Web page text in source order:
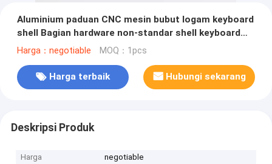
Aluminium paduan CNC mesin bubut logam keyboard
shell Bagian hardware non-standar shell keyboard
mekanik 3-sumbu mesin cnc
Harga：negotiable MOQ：1pcs
Harga terbaik Hubungi sekarang
Deskripsi Produk
Harga
negotiable